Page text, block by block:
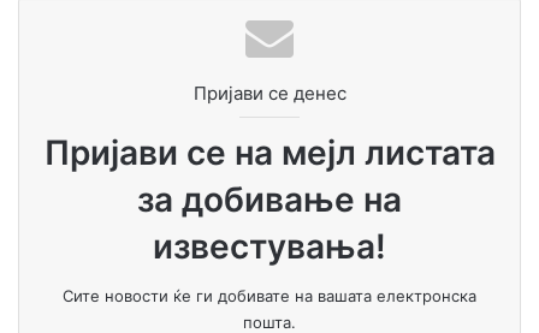
te
Пријави се денес
Пријави се на мејл листата
за добивање на
известувања!
Сите новости ќе ги добивате на вашата електронска
пошта.